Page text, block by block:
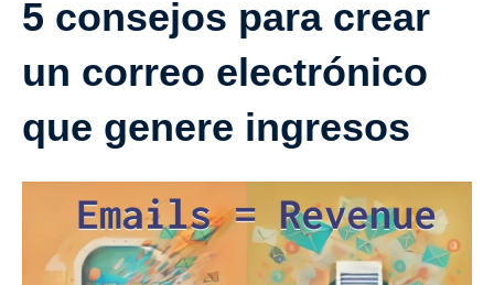
5 consejos para crear
un correo electrónico
que genere ingresos